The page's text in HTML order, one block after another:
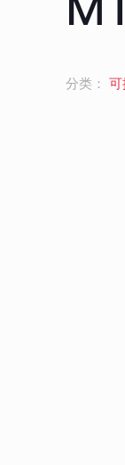
分类：